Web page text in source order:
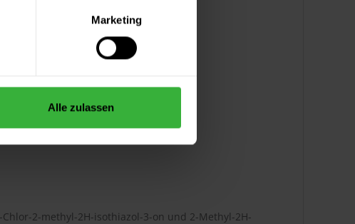
Marketing
Alle zulassen
Chlor-2-methyl-2H-isothiazol-3-on und 2-Methyl-2H-